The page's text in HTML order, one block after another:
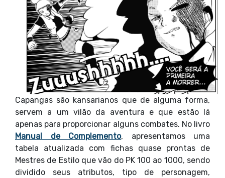
Capangas são kansarianos que de alguma forma,
servem a um vilão da aventura e que estão lá
apenas para proporcionar alguns combates. No livro
Manual de Complemento, apresentamos uma
tabela atualizada com fichas quase prontas de
Mestres de Estilo que vão do PK 100 ao 1000, sendo
dividido seus atributos, tipo de personagem,